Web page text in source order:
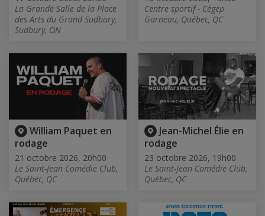
La Grande Salle de la Place
des Arts du Grand Sudbury,
Sudbury, ON
Centre sportif - Cégep
Garneau, Québec, QC
William Paquet en
rodage
21 octobre 2026, 20h00
Le Saint-Jean Comédie Club,
Québec, QC
Jean-Michel Élie en
rodage
23 octobre 2026, 19h00
Le Saint-Jean Comédie Club,
Québec, QC